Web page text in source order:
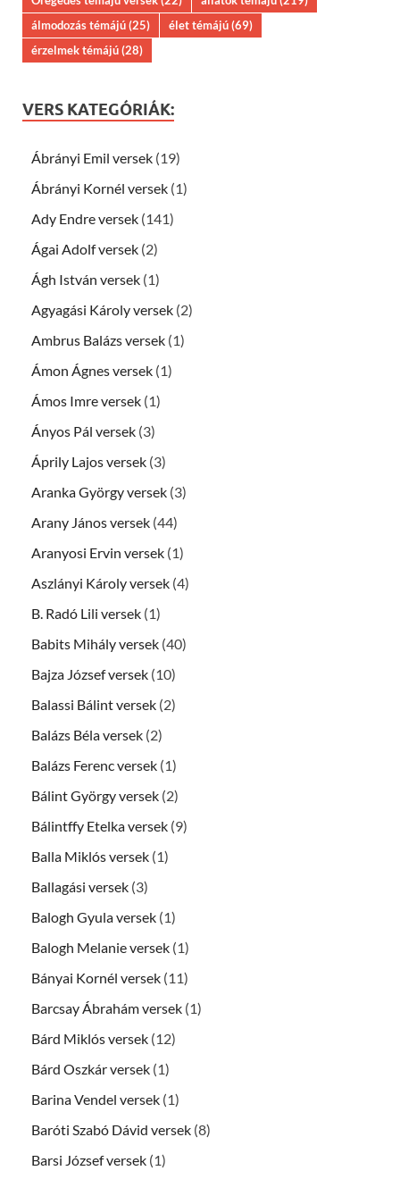
álmodozás témájú(25) élet témájú(69)
érzelmek témájú(28)
VERS KATEGÓRIÁK:
Ábrányi Emil versek (19)
Ábrányi Kornél versek (1)
Ady Endre versek (141)
Ágai Adolf versek (2)
Ágh István versek (1)
Agyagási Károly versek (2)
Ambrus Balázs versek (1)
Ámon Ágnes versek (1)
Ámos Imre versek (1)
Ányos Pál versek (3)
Áprily Lajos versek (3)
Aranka György versek (3)
Arany János versek (44)
Aranyosi Ervin versek (1)
Aszlányi Károly versek (4)
B. Radó Lili versek (1)
Babits Mihály versek (40)
Bajza József versek (10)
Balassi Bálint versek (2)
Balázs Béla versek (2)
Balázs Ferenc versek (1)
Bálint György versek (2)
Bálintffy Etelka versek (9)
Balla Miklós versek (1)
Ballagási versek (3)
Balogh Gyula versek (1)
Balogh Melanie versek (1)
Bányai Kornél versek (11)
Barcsay Ábrahám versek (1)
Bárd Miklós versek (12)
Bárd Oszkár versek (1)
Barina Vendel versek (1)
Baróti Szabó Dávid versek (8)
Barsi József versek (1)